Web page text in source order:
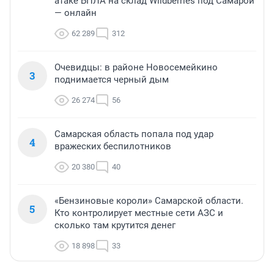
— онлайн
62 289 312
3
Очевидцы: в районе Новосемейкино
поднимается черный дым
26 274 56
4
Самарская область попала под удар
вражеских беспилотников
20 380 40
5
«Бензиновые короли» Самарской области.
Кто контролирует местные сети АЗС и
сколько там крутится денег
18 898 33